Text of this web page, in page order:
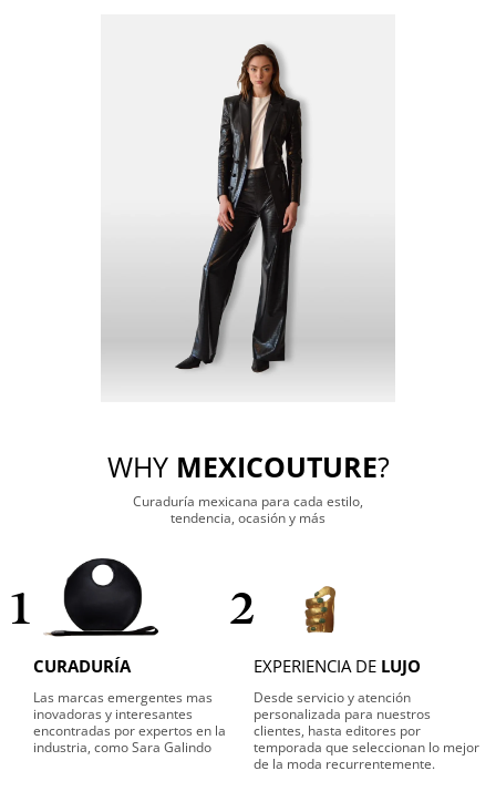
WHY MEXICOUTURE?
Curaduría mexicana para cada estilo,
tendencia, ocasión y más
1
CURADURÍA
Las marcas emergentes mas
inovadoras y interesantes
encontradas por expertos en la
industria, como Sara Galindo
2
EXPERIENCIA DE LUJO
Desde servicio y atención
personalizada para nuestros
clientes, hasta editores por
temporada que seleccionan lo mejor
de la moda recurrentemente.